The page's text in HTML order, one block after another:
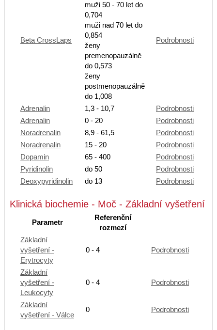
Beta CrossLaps
muži 50 - 70 let do
0,704
muži nad 70 let do
0,854
ženy
premenopauzálně
do 0,573
ženy
postmenopauzálně
do 1,008
Podrobnosti
Adrenalin 1,3 - 10,7
Podrobnosti
Adrenalin
0 - 20
Podrobnosti
Noradrenalin
8,9 - 61,5
Podrobnosti
Noradrenalin
15 - 20
Podrobnosti
Dopamin
65 - 400
Podrobnosti
Pyridinolin
do 50
Podrobnosti
Deoxypyridinolin
do 13 Podrobnosti
Klinická biochemie - Moč - Základní vyšetření
Parametr
Referenční
rozmezí
Základní
vyšetření -
Erytrocyty
0 - 4 Podrobnosti
Základní
vyšetření -
Leukocyty
0 - 4 Podrobnosti
Základní
vyšetření - Válce
0 Podrobnosti